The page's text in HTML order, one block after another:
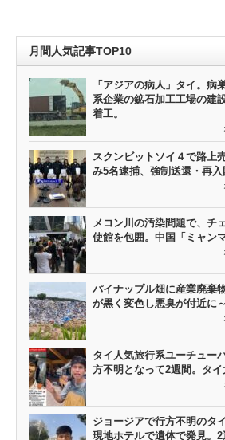
月間人気記事TOP10
「アジアの病人」タイ。病
系企業の鉱石加工工場の建
着工。
スクンビットソイ４で路上
み5名逮捕、強制送還・再入
メコン川の汚染問題で、チ
使館を包囲。中国「ミャン
パイナップル畑に産業廃棄
が黒く変色し悪臭が付近に
タイ人気旅行系ユーチュー
方不明となって2週間。タイ
ジョージアで行方不明のタ
現地ホテルで遺体で発見。